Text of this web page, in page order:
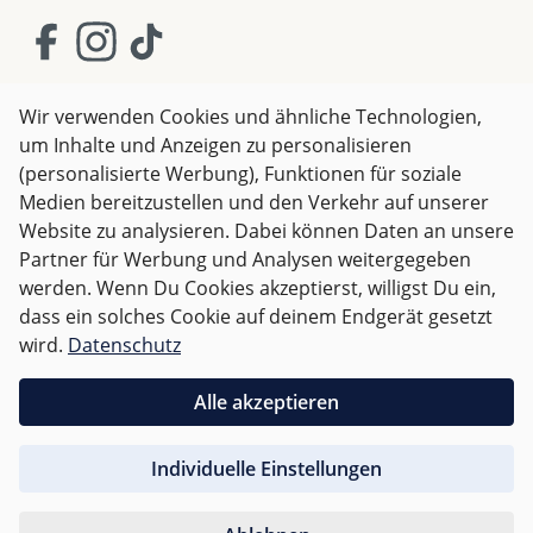
Es ist jedoch wichtig zu beachten, dass nur die
bedeckten Bereiche geschützt sind. Für optimalen
Kleidung mit UV-Schutz sowie eine Kopfbedeckung.
Außerdem kann der Schutz bei starker Dehnung,
Nässe oder intensiver Nutzung etwas nachlassen.
Schnell aufgebaut dank Pop-
Up System
Ein großer Vorteil des Cassie Strandzeltes ist das
praktische Pop-Up System. Das Zelt springt beim
Aufklappen automatisch in seine Form und ist
innerhalb weniger Sekunden einsatzbereit.
Gerade mit Kindern ist ein schneller Aufbau
AGB Impressum
Datenschutz
Widerrufsrecht
Alle Preise inkl. gesetzl. Mehrwertsteuer zzgl.Versandkosten
und ggf. Nachnahmegebühren, wenn nicht anders
angegeben.
Für Österreich sind Bestellungen ab 50,- EUR
versandkostenfrei.
Für andere Länder wird nachGewicht abgerechnet
Wir verwenden Cookies und ähnliche Technologien,
um Inhalte und Anzeigen zu personalisieren
(personalisierte Werbung), Funktionen für soziale
Medien bereitzustellen und den Verkehr auf unserer
Website zu analysieren. Dabei können Daten an unsere
Partner für Werbung und Analysen weitergegeben
werden. Wenn Du Cookies akzeptierst, willigst Du ein,
dass ein solches Cookie auf deinem Endgerät gesetzt
wird. Datenschutz
Individuelle Einstellungen
Alle akzeptieren